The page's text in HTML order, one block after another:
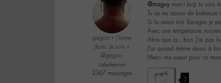
gagoo « j’aime
donc je suis »
@gagoo
Labohémien
2367 messages
@maguy merci bcp tu sais
Tu as eu raison de balancer
Si tu avais mis Tanagra je
Avec une température
Alors que la…bon j’ai pas
J’ai quand même réussi à
Merci ma soeur pour ce
3